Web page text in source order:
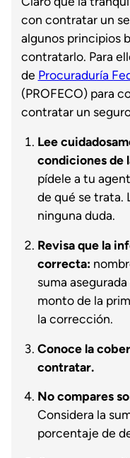
con contratar un
algunos principios
contratarlo. Para
de Procuraduría
(PROFECO) para
contratar un
Lee
condiciones de
pídele a tu
de qué se trata.
ninguna duda.
Revisa que la
correcta:
suma
monto de la
la corrección.
Conoce la
contratar.
No compares
Considera la
porcentaje de